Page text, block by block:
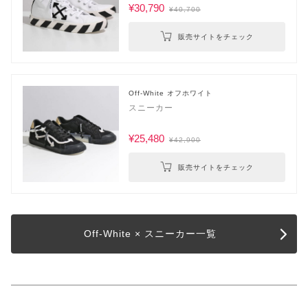
¥30,790 ¥40,700
販売サイトをチェック
Off-White オフホワイト
スニーカー
¥25,480 ¥42,900
販売サイトをチェック
Off-White × スニーカー一覧